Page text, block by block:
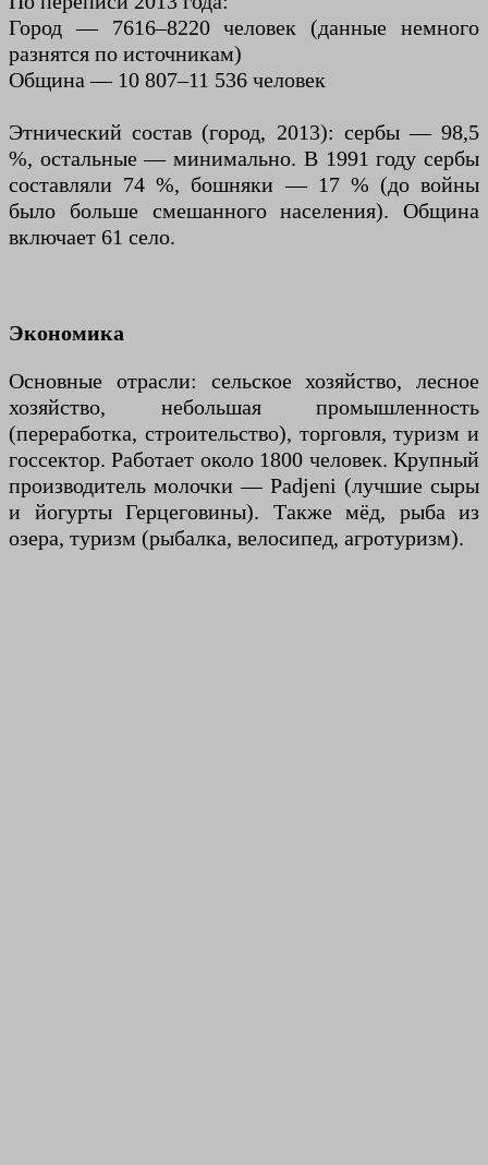
Город — 7616–8220 человек (данные немного
разнятся по источникам)
Община — 10 807–11 536 человек
Этнический состав (город, 2013): сербы — 98,5
%, остальные — минимально. В 1991 году сербы
составляли 74 %, бошняки — 17 % (до войны
было больше смешанного населения). Община
включает 61 село.
Экономика
Основные отрасли: сельское хозяйство, лесное
хозяйство, небольшая промышленность
(переработка, строительство), торговля, туризм и
госсектор. Работает около 1800 человек. Крупный
производитель молочки — Padjeni (лучшие сыры
и йогурты Герцеговины). Также мёд, рыба из
озера, туризм (рыбалка, велосипед, агротуризм).